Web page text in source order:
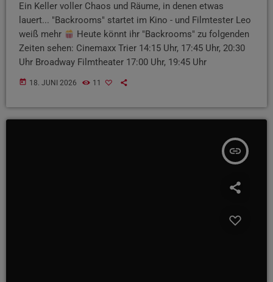
Ein Keller voller Chaos und Räume, in denen etwas
lauert... "Backrooms" startet im Kino - und Filmtester Leo
weiß mehr
Heute könnt ihr "Backrooms" zu folgenden
Zeiten sehen: Cinemaxx Trier 14:15 Uhr, 17:45 Uhr, 20:30
Uhr Broadway Filmtheater 17:00 Uhr, 19:45 Uhr
today 18. JUNI 2026 11
insert_link